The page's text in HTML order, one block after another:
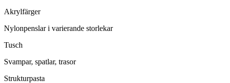
Akrylfärger
Nylonpenslar i varierande storlekar
Tusch
Svampar, spatlar, trasor
Strukturpasta